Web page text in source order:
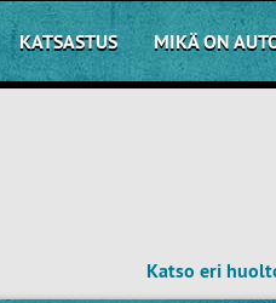
KATSASTUS MIKÄ ON
Katso eri